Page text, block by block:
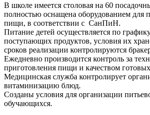
В школе имеется столовая на 60
полностью оснащена оборудованием для
пищи, в соответствии с СанПиН.
Питание детей осуществляется по
поступающих продуктов, условия их
сроков реализации контролируются
Ежедневно производится контроль за
приготовления пищи и качеством
Медицинская служба контролирует
витаминизацию блюд.
Созданы условия для организации
обучающихся.